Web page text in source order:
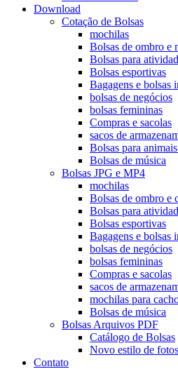
Download
Cotação de Bolsas
mochilas
Bolsas de ombro e
Bolsas para
Bolsas esportivas
Bagagens e bolsas
bolsas de negócios
bolsas femininas
Compras e sacolas
sacos de
Bolsas para
Bolsas de música
Bolsas JPG e MP4
mochilas
Bolsas de ombro e
Bolsas para
Bolsas esportivas
Bagagens e bolsas
bolsas de negócios
bolsas femininas
Compras e sacolas
sacos de
mochilas para
Bolsas de música
Bolsas Arquivos PDF
Catálogo de Bolsas
Novo estilo de fotos
Contato